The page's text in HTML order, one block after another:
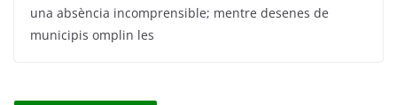
una absència incomprensible; mentre desenes de
municipis omplin les